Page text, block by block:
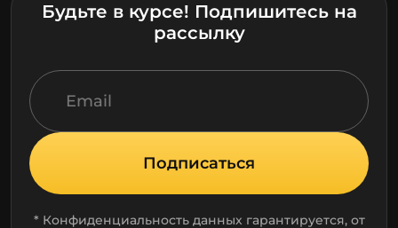
Будьте в курсе! Подпишитесь на
рассылку
Подписаться
* Конфиденциальность данных гарантируется, от